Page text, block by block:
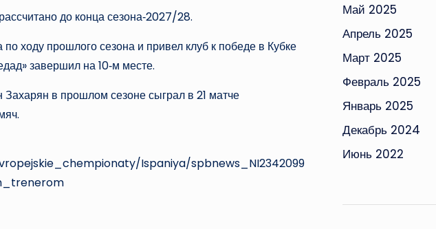
до конца сезона‑2027/28.
ходу прошлого сезона и привел клуб к победе в Кубке
завершил на 10‑м месте.
в прошлом сезоне сыграл в 21 матче
Ispaniya/spbnews_NI2342099
Май 2025
Апрель 2025
Март 2025
Февраль 2025
Январь 2025
Декабрь 2024
Июнь 2022